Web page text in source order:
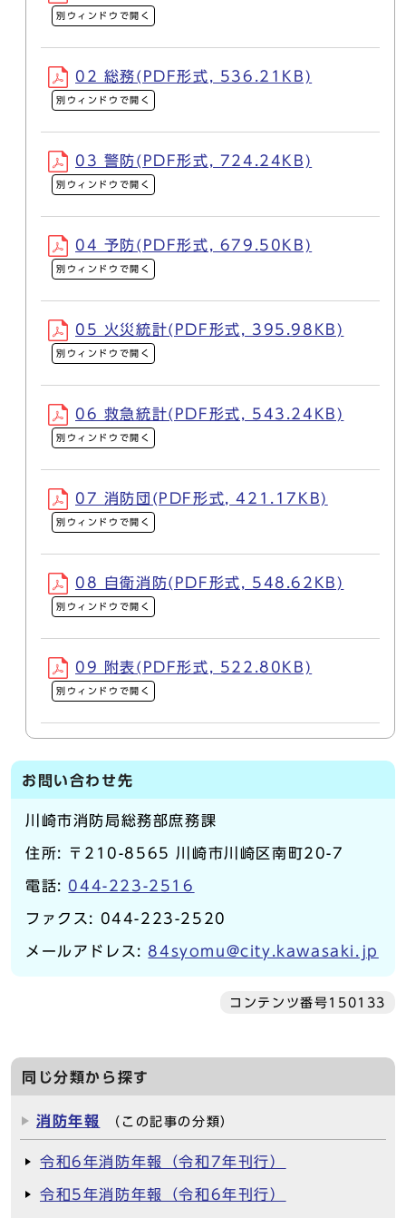
別ウィンドウで開く
02 総務(PDF形式, 536.21KB)
別ウィンドウで開く
03 警防(PDF形式, 724.24KB)
別ウィンドウで開く
04 予防(PDF形式, 679.50KB)
別ウィンドウで開く
05 火災統計(PDF形式, 395.98KB)
別ウィンドウで開く
06 救急統計(PDF形式, 543.24KB)
別ウィンドウで開く
07 消防団(PDF形式, 421.17KB)
別ウィンドウで開く
08 自衛消防(PDF形式, 548.62KB)
別ウィンドウで開く
09 附表(PDF形式, 522.80KB)
別ウィンドウで開く
お問い合わせ先
川崎市消防局総務部庶務課
住所: 〒210-8565 川崎市川崎区南町20-7
電話: 044-223-2516
ファクス: 044-223-2520
メールアドレス:84syomu@city.kawasaki.jp
コンテンツ番号150133
同じ分類から探す
消防年報 （この記事の分類）
令和6年消防年報（令和7年刊行）
令和5年消防年報（令和6年刊行）